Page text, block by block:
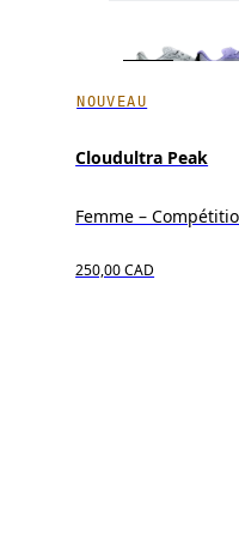
NOUVEAU
Cloudultra Peak
Femme –
250,00 CAD